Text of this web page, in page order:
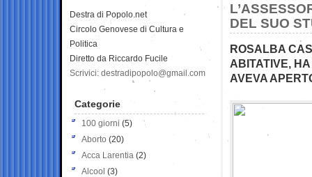
DEL SUO
ROSALBA
ABITATIVE, HA
AVEVA
Destra di Popolo.net
Circolo Genovese di Cultura e
Politica
Diretto da Riccardo Fucile
Scrivici: destradipopolo@gmail.com
Categorie
100 giorni (5)
Aborto (20)
Acca Larentia (2)
Alcool (3)